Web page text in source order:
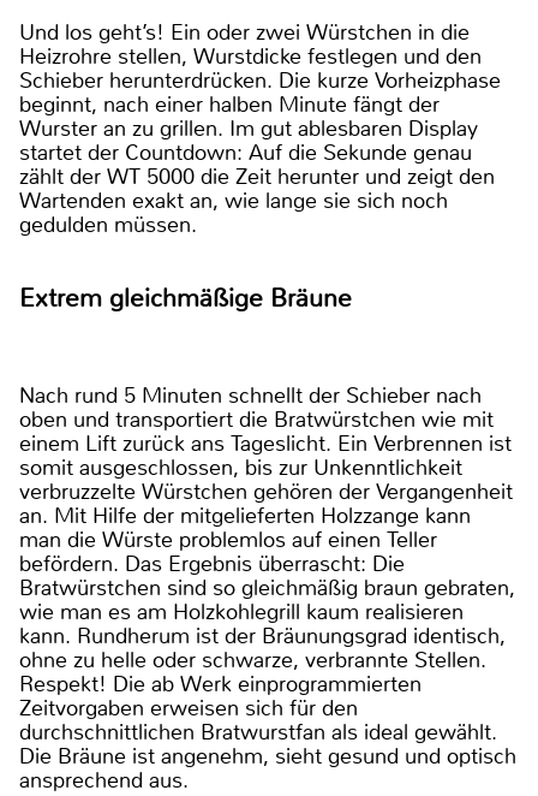
Und los geht’s! Ein oder zwei Würstchen in die
Heizrohre stellen, Wurstdicke festlegen und den
Schieber herunterdrücken. Die kurze Vorheizphase
beginnt, nach einer halben Minute fängt der
Wurster an zu grillen. Im gut ablesbaren Display
startet der Countdown: Auf die Sekunde genau
zählt der WT 5000 die Zeit herunter und zeigt den
Wartenden exakt an, wie lange sie sich noch
gedulden müssen.
Extrem gleichmäßige Bräune
Nach rund 5 Minuten schnellt der Schieber nach
oben und transportiert die Bratwürstchen wie mit
einem Lift zurück ans Tageslicht. Ein Verbrennen ist
somit ausgeschlossen, bis zur Unkenntlichkeit
verbruzzelte Würstchen gehören der Vergangenheit
an. Mit Hilfe der mitgelieferten Holzzange kann
man die Würste problemlos auf einen Teller
befördern. Das Ergebnis überrascht: Die
Bratwürstchen sind so gleichmäßig braun gebraten,
wie man es am Holzkohlegrill kaum realisieren
kann. Rundherum ist der Bräunungsgrad identisch,
ohne zu helle oder schwarze, verbrannte Stellen.
Respekt! Die ab Werk einprogrammierten
Zeitvorgaben erweisen sich für den
durchschnittlichen Bratwurstfan als ideal gewählt.
Die Bräune ist angenehm, sieht gesund und optisch
ansprechend aus.